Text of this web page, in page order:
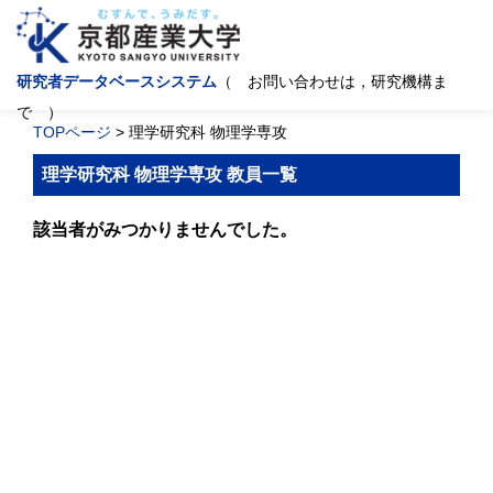
研究者データベースシステム （ お問い合わせは，研究機構ま
で ）
TOPページ > 理学研究科 物理学専攻
理学研究科 物理学専攻 教員一覧
該当者がみつかりませんでした。